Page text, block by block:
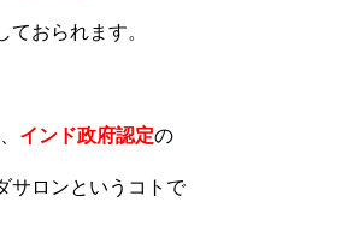
おられます。
インド政府認定の
サロンというコトで